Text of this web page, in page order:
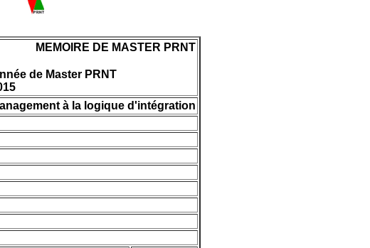
MEMOIRE DE MASTER PRNT
de Master PRNT
à la logique d'intégration